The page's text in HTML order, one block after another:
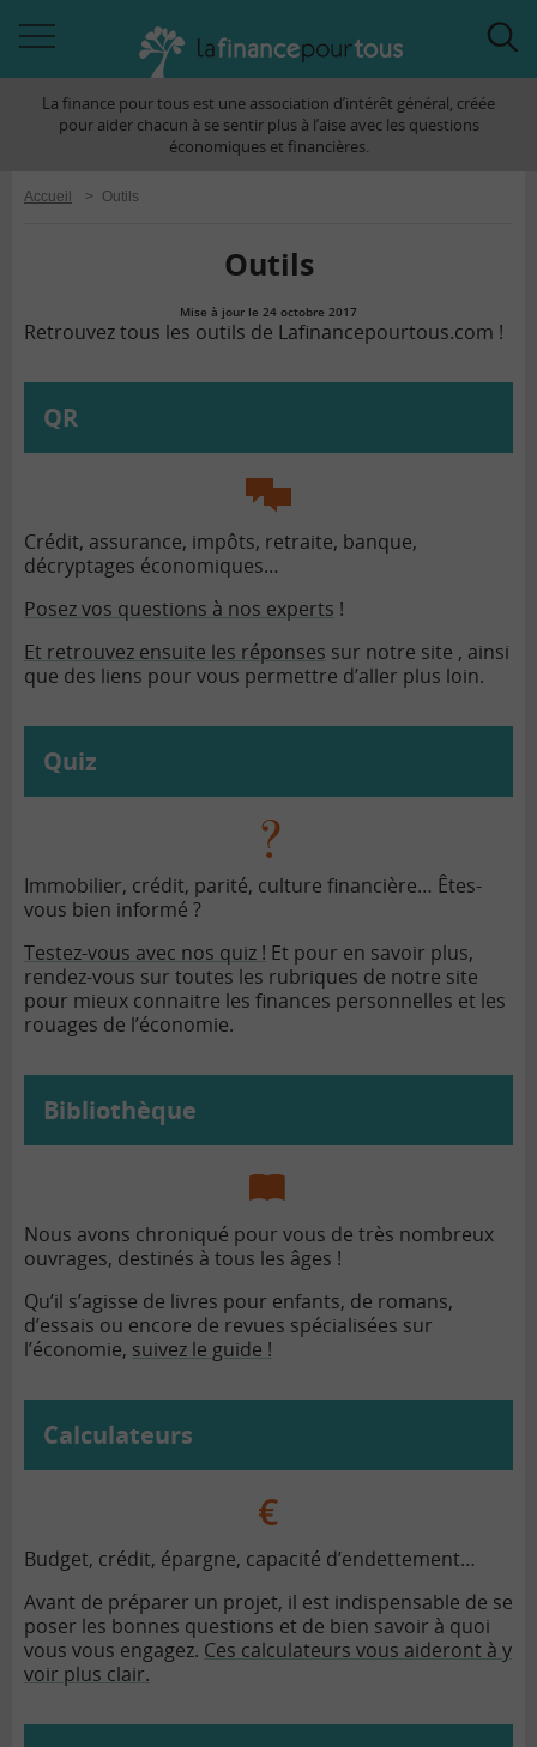
àLa finance pour tous est une association d’intérêt général, créée
pour aider chacun à se sentir plus à l’aise avec les questions
économiques et financières.
Accueil > Outils
Outils
Mise à jour le 24 octobre 2017
la
pour
tous
Retrouvez tous les outils de Lafinancepourtous.com !
QR
Crédit, assurance, impôts, retraite, banque,
décryptages économiques…
Posez vos questions à nos experts !
Et retrouvez ensuite les réponses sur notre site , ainsi
que des liens pour vous permettre d’aller plus loin.
Quiz
Immobilier, crédit, parité, culture financière… Êtes-
vous bien informé ?
Testez-vous avec nos quiz ! Et pour en savoir plus,
rendez-vous sur toutes les rubriques de notre site
pour mieux connaitre les finances personnelles et les
rouages de l’économie.
Bibliothèque
Nous avons chroniqué pour vous de très nombreux
ouvrages, destinés à tous les âges !
Qu’il s’agisse de livres pour enfants, de romans,
d’essais ou encore de revues spécialisées sur
l’économie, suivez le guide !
Calculateurs
Budget, crédit, épargne, capacité d’endettement…
Avant de préparer un projet, il est indispensable de se
poser les bonnes questions et de bien savoir à quoi
vous vous engagez. Ces calculateurs vous aideront à y
voir plus clair.